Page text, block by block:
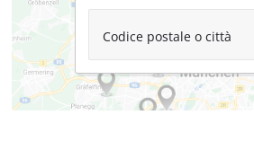
Codice postale o città